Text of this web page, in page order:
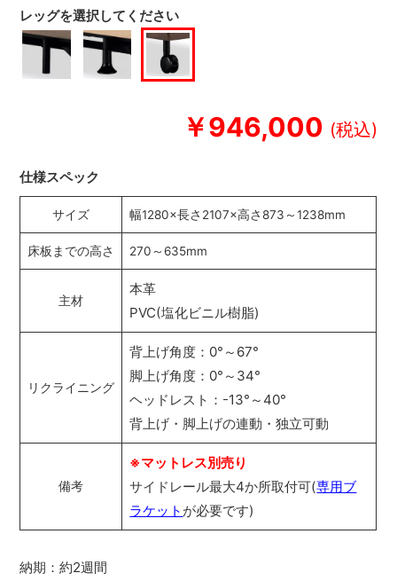
￥946,000
納期：約2週間
レッグを選択してください
仕様スペック
サイズ 幅1280×長さ2107×高さ873～1238mm
床板までの高さ 270～635mm
主材
本革
PVC(塩化ビニル樹脂)
リクライニング
背上げ角度：0°～67°
脚上げ角度：0°～34°
ヘッドレスト：-13°～40°
背上げ・脚上げの連動・独立可動
備考
※マットレス別売り
サイドレール最大4か所取付可(専用ブ
ラケット が必要です)